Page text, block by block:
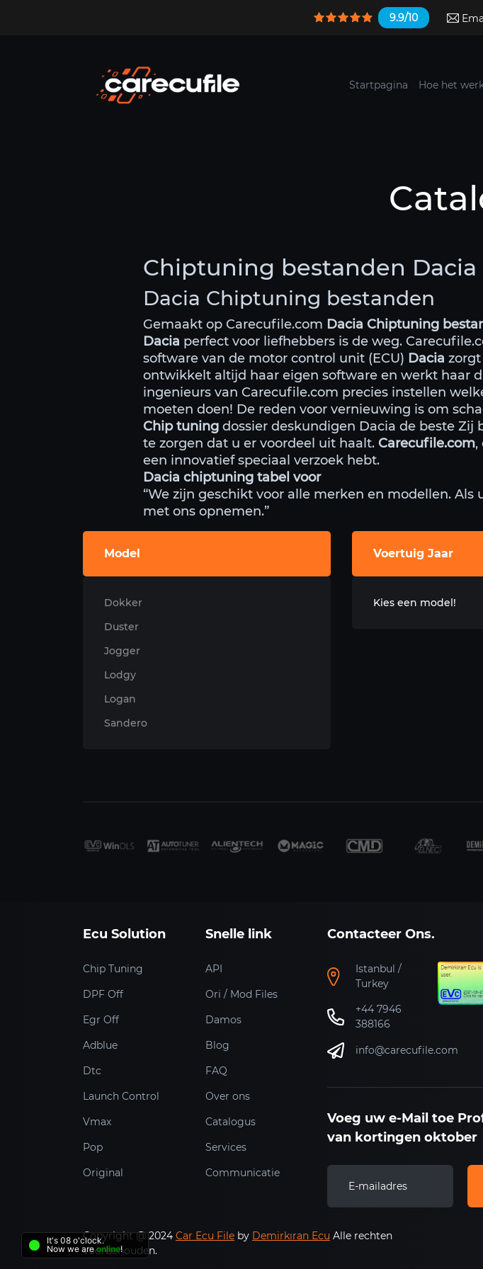
9.9/10
Startpagina Hoe het
It's 08 o'clock.
Now we areonline!
Chiptuning bestanden Dacia
Dacia Chiptuning bestanden
Gemaakt op Carecufile.com Dacia Chiptuning
Dacia perfect voor liefhebbers is de weg.
software van de motor control unit (ECU) Dacia
ontwikkelt altijd haar eigen software en werkt haar
ingenieurs van Carecufile.com precies instellen
moeten doen! De reden voor vernieuwing is om
Chip tuning dossier deskundigen Dacia de beste
te zorgen dat u er voordeel uit haalt. Carecufile.com,
een innovatief speciaal verzoek hebt.
Dacia chiptuning tabel voor
“We zijn geschikt voor alle merken en modellen.
met ons opnemen.”
Model
Dokker
Duster
Jogger
Lodgy
Logan
Sandero
Voertuig Jaar
Kies een model!
Ecu Solution
Chip Tuning
DPF Off
Egr Off
Adblue
Dtc
Launch Control
Vmax
Pop
Original
Snelle link
API
Ori / Mod Files
Damos
Blog
FAQ
Over ons
Catalogus
Services
Communicatie
Contacteer Ons.
Istanbul /
Turkey
+44 7946
388166
info@carecufile.com
Voeg uw e-Mail toe
van kortingen oktober
Copyright @ 2024 Car Ecu File by Demirkıran Ecu Alle rechten
voorbehouden.